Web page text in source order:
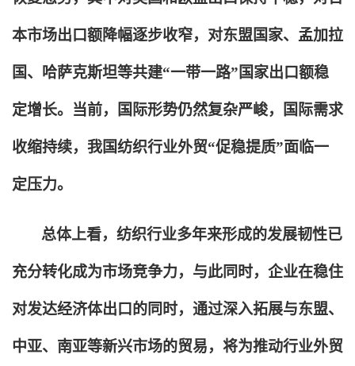
本市场出口额降幅逐步收窄，对东盟国家、孟加拉
国、哈萨克斯坦等共建“一带一路”国家出口额稳
定增长。当前，国际形势仍然复杂严峻，国际需求
收缩持续，我国纺织行业外贸“促稳提质”面临一
定压力。
总体上看，纺织行业多年来形成的发展韧性已
充分转化成为市场竞争力，与此同时，企业在稳住
对发达经济体出口的同时，通过深入拓展与东盟、
中亚、南亚等新兴市场的贸易，将为推动行业外贸